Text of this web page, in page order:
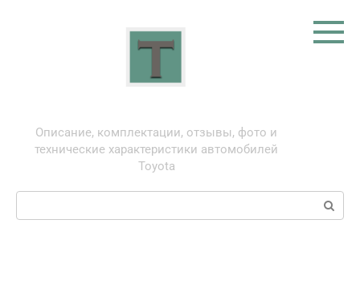
Описание, комплектации, отзывы, фото и
технические характеристики автомобилей
Toyota
Поиск: